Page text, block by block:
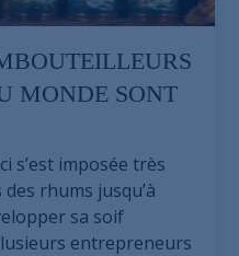
MONDE SONT
s’est imposée très
rhums jusqu’à
sa soif
entrepreneurs